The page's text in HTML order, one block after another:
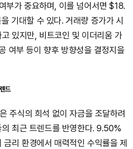
부가 중요하며, 이를 넘어서면 $18.
기대할 수 있다. 거래량 증가가 시
있지만, 비트코인 및 이더리움 가
여부 등이 향후 방향성을 결정지을
드
주식의 희석 없이 자금을 조달하려
최근 트렌드를 반영한다. 9.50%
리 환경에서 매력적인 수익률을 제